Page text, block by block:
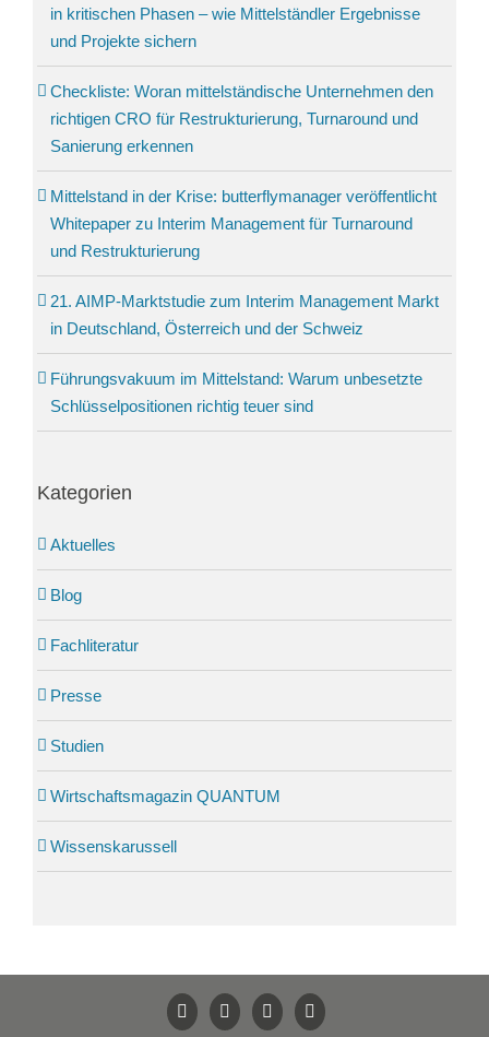
in kritischen Phasen – wie Mittelständler Ergebnisse
und Projekte sichern
Checkliste: Woran mittelständische Unternehmen den
richtigen CRO für Restrukturierung, Turnaround und
Sanierung erkennen
Mittelstand in der Krise: butterflymanager veröffentlicht
Whitepaper zu Interim Management für Turnaround
und Restrukturierung
21. AIMP-Marktstudie zum Interim Management Markt
in Deutschland, Österreich und der Schweiz
Führungs­vakuum im Mittel­stand: Warum unbesetzte
Schlüssel­positionen richtig teuer sind
Kategorien
Aktuelles
Blog
Fachliteratur
Presse
Studien
Wirtschaftsmagazin QUANTUM
Wissenskarussell